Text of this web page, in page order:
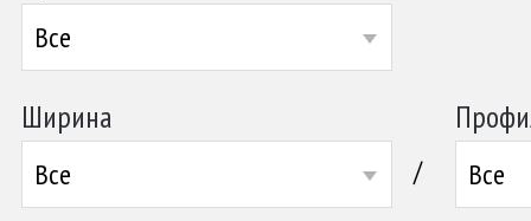
Все
Ширина
Все / Все